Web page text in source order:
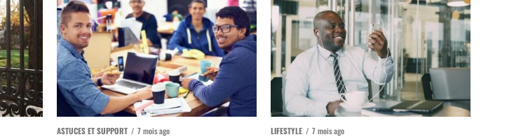
ASTUCES ET SUPPORT 7 mois ago LIFESTYLE 7 mois ago